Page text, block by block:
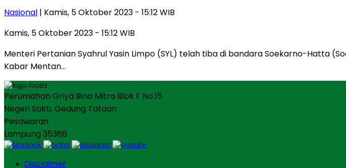
Nasional | Kamis, 5 Oktober 2023 - 15:12 WIB
Kamis, 5 Oktober 2023 - 15:12 WIB
Menteri Pertanian Syahrul Yasin Limpo (SYL) telah tiba di bandara Soekarno-Hatta
Kabar Mentan…
Perumahan Griya Bina Mitra Blok F No.15
Negeri Sakti, Gedung Tataan
Pesawaran
Lampung 35366
Disclaimer